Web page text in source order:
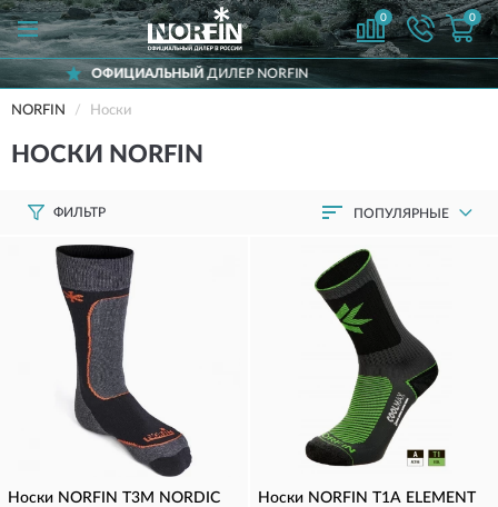
0 0
ДОСТАВИМ
NORFIN Носки
НОСКИ NORFIN
ФИЛЬТР ПОПУЛЯРНЫЕ
Носки NORFIN T3M NORDIC
Носки NORFIN T1A ELEMENT